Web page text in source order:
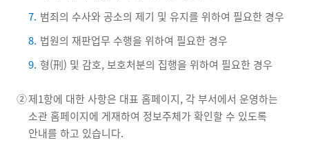
7. 범죄의 수사와 공소의 제기 및 유지를 위하여 필요한 경우
8. 법원의 재판업무 수행을 위하여 필요한 경우
9. 형(刑) 및 감호, 보호처분의 집행을 위하여 필요한 경우
②제1항에 대한 사항은 대표 홈페이지, 각 부서에서 운영하는
소관 홈페이지에 게재하여 정보주체가 확인할 수 있도록
안내를 하고 있습니다.